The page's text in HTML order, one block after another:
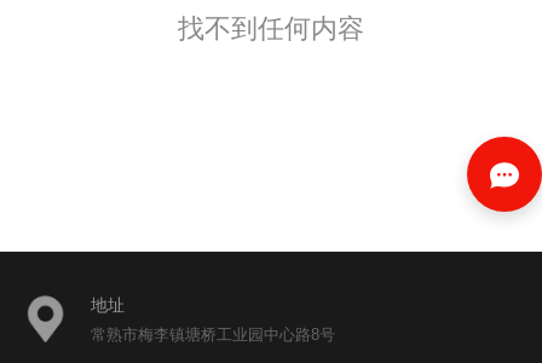
找不到任何内容
地址
常熟市梅李镇塘桥工业园中心路8号